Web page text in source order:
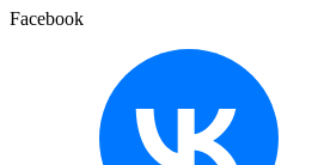
Facebook